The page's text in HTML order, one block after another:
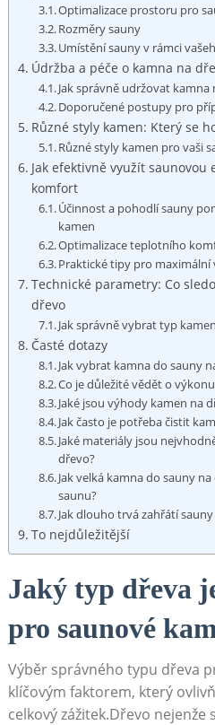
Optimalizace prostoru pro
Rozměry sauny
Umístění sauny v rámci
Údržba a péče o kamna na
Jak správně udržovat kamna
Doporučené postupy pro
Různé styly kamen: Který se
Různé styly kamen pro vaši
Jak efektivně využít
komfort
Účinnost a pohodlí sauny
kamen
Optimalizace teplotního
Praktické tipy pro
Technické parametry: Co
dřevo
Jak správně vybrat typ kamen
Časté dotazy
Jak vybrat kamna do sauny
Co je důležité vědět o
Jaké jsou výhody kamen na
Jak často je potřeba čistit
Jaké materiály jsou
dřevo?
Jak velká kamna do sauny
saunu?
Jak dlouho trvá zahřátí
To nejdůležitější
Jaký typ dřeva
pro saunové
Výběr správného typu dřeva
klíčovým faktorem, který
celkový zážitek.Dřevo nejenže